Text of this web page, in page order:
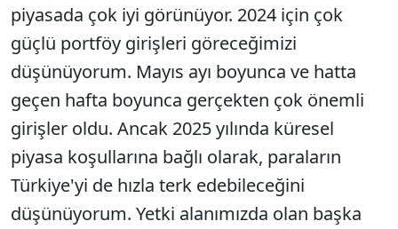
piyasada çok iyi görünüyor. 2024 için çok
güçlü portföy girişleri göreceğimizi
düşünüyorum. Mayıs ayı boyunca ve hatta
geçen hafta boyunca gerçekten çok önemli
girişler oldu. Ancak 2025 yılında küresel
piyasa koşullarına bağlı olarak, paraların
Türkiye'yi de hızla terk edebileceğini
düşünüyorum. Yetki alanımızda olan başka